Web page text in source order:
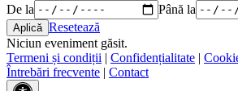
De la
Până la
Resetează
Niciun eveniment găsit.
Termeni și condiții | Confidențialitate |
Întrebări frecvente | Contact